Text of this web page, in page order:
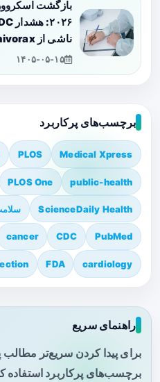
ناشی از Cochliomyia hominivorax
۱۴۰۵-۰۵-۱۵
برچسب‌های پرکاربرد
Medical Xpress
PLOS
public-health
PLOS One
ScienceDaily Health
PubMed
CDC
cancer
cardiology
FDA
راهنمای سریع
برای پیدا کردن سریع‌تر
برچسب‌های پرکاربرد استفاده